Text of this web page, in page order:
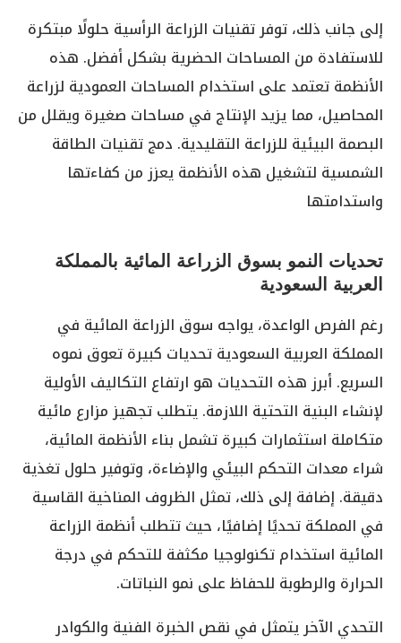
إلى جانب ذلك، توفر تقنيات الزراعة الرأسية حلولًا مبتكرة
للاستفادة من المساحات الحضرية بشكل أفضل. هذه
الأنظمة تعتمد على استخدام المساحات العمودية لزراعة
المحاصيل، مما يزيد الإنتاج في مساحات صغيرة ويقلل من
البصمة البيئية للزراعة التقليدية. دمج تقنيات الطاقة
الشمسية لتشغيل هذه الأنظمة يعزز من كفاءتها
واستدامتها
تحديات النمو بسوق الزراعة المائية بالمملكة
العربية السعودية
رغم الفرص الواعدة، يواجه سوق الزراعة المائية في
المملكة العربية السعودية تحديات كبيرة تعوق نموه
السريع. أبرز هذه التحديات هو ارتفاع التكاليف الأولية
لإنشاء البنية التحتية اللازمة. يتطلب تجهيز مزارع مائية
متكاملة استثمارات كبيرة تشمل بناء الأنظمة المائية،
شراء معدات التحكم البيئي والإضاءة، وتوفير حلول تغذية
دقيقة. إضافة إلى ذلك، تمثل الظروف المناخية القاسية
في المملكة تحديًا إضافيًا، حيث تتطلب أنظمة الزراعة
المائية استخدام تكنولوجيا مكثفة للتحكم في درجة
الحرارة والرطوبة للحفاظ على نمو النباتات.
التحدي الآخر يتمثل في نقص الخبرة الفنية والكوادر